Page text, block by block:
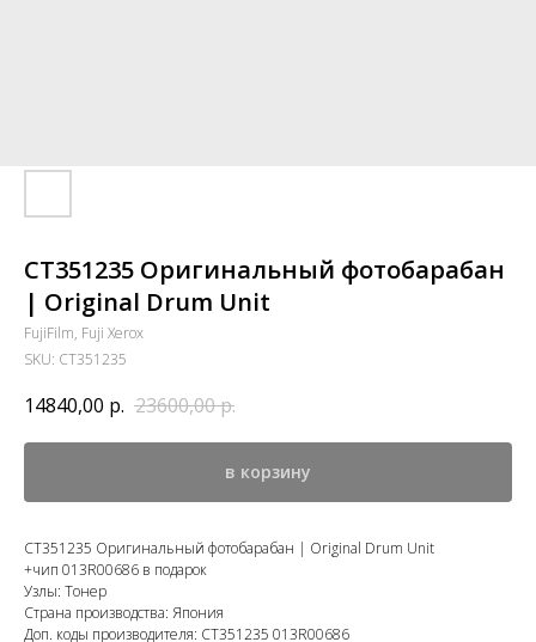
CT351235 Оригинальный фотобарабан
| Original Drum Unit
FujiFilm, Fuji Xerox
SKU: CT351235
14840,00 р. 23600,00р.
в корзину
CT351235 Оригинальный фотобарабан | Original Drum Unit
+чип 013R00686 в подарок
Узлы: Тонер
Страна производства: Япония
Доп. коды производителя: CT351235 013R00686